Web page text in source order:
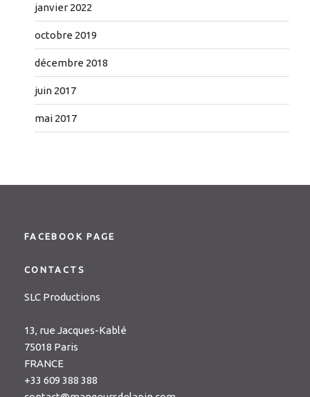
janvier 2022
octobre 2019
décembre 2018
juin 2017
mai 2017
FACEBOOK PAGE
CONTACTS
SLC Productions
13, rue Jacques-Kablé
75018 Paris
FRANCE
+33 609 388 388